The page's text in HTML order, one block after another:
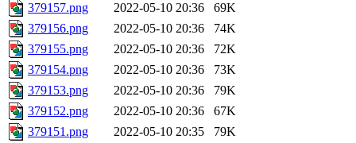
379157.png
2022-05-10 20:36
69K
379156.png
2022-05-10 20:36
74K
379155.png
2022-05-10 20:36
72K
379154.png
2022-05-10 20:36
73K
379153.png
2022-05-10 20:36
79K
379152.png
2022-05-10 20:36
67K
379151.png
2022-05-10 20:35
79K